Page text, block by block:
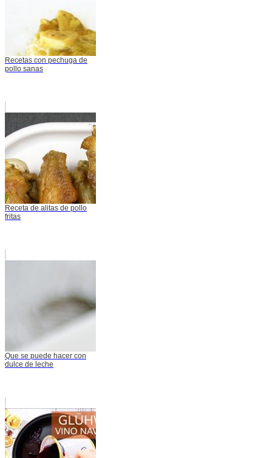
Recetas con pechuga de
pollo sanas
Receta de alitas de pollo
fritas
Que se puede hacer con
dulce de leche